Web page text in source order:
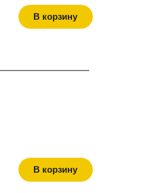
В корзину
В корзину